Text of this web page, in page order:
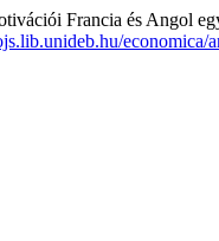
Francia és Angol
economica/